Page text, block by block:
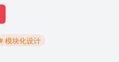
模块化设计